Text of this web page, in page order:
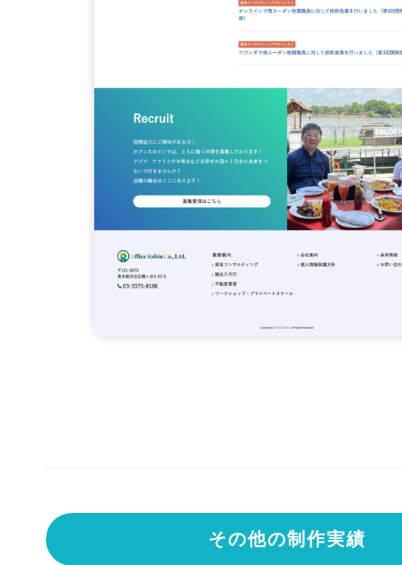
その他の制作実績